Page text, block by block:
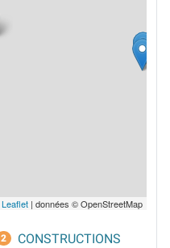
Leaflet | données © OpenStreetMap
2
CONSTRUCTIONS